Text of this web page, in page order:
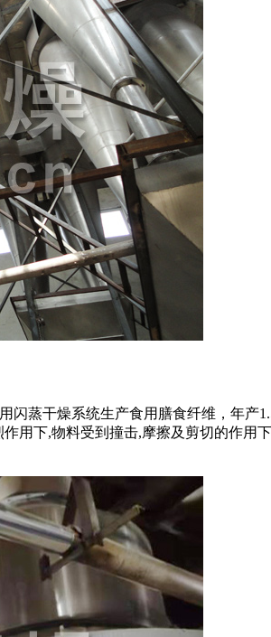
闪蒸干燥系统生产食用膳食纤维，年
用下,物料受到撞击,摩擦及剪切的作用